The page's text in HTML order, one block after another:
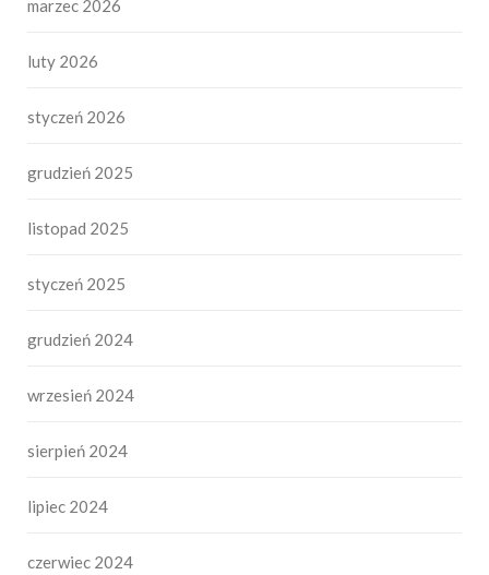
marzec 2026
luty 2026
styczeń 2026
grudzień 2025
listopad 2025
styczeń 2025
grudzień 2024
wrzesień 2024
sierpień 2024
lipiec 2024
czerwiec 2024